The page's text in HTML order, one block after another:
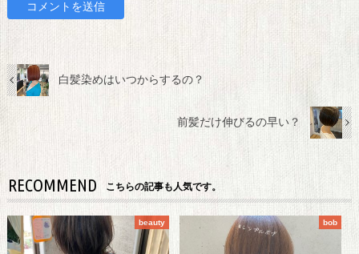
白髪染めはいつからするの？
前髪だけ伸びるの早い？
RECOMMEND こちらの記事も人気です。
beauty bob